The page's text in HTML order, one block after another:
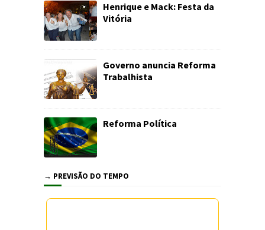
Henrique e Mack: Festa da
Vitória
Governo anuncia Reforma
Trabalhista
Reforma Política
→ PREVISÃO DO TEMPO